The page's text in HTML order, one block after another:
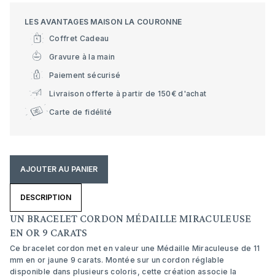
LES AVANTAGES MAISON LA COURONNE
Coffret Cadeau
Gravure à la main
Paiement sécurisé
Livraison offerte à partir de 150€ d'achat
Carte de fidélité
AJOUTER AU PANIER
DESCRIPTION
UN BRACELET CORDON MÉDAILLE MIRACULEUSE
EN OR 9 CARATS
Ce bracelet cordon met en valeur une Médaille Miraculeuse de 11
mm en or jaune 9 carats. Montée sur un cordon réglable
disponible dans plusieurs coloris, cette création associe la